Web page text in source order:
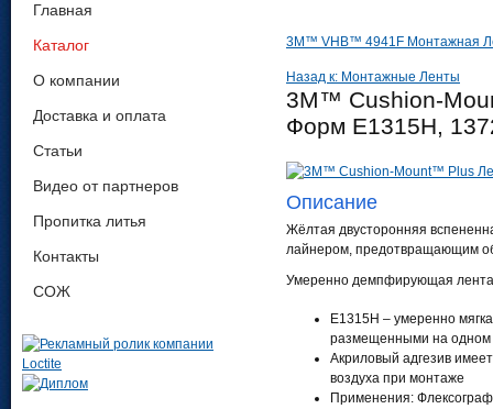
Главная
Каталог
О компании
Доставка и оплата
Статьи
Видео от партнеров
Пропитка литья
Контакты
СОЖ
3M™ VHB™ 4941F Монтажная
Назад к: Монтажные Ленты
3M™ Cushion-
Форм E1315H,
Описание
Жёлтая двусторонняя
лайнером, предотвращающим
Умеренно демпфирующая
Е1315H – умеренно
размещенными на одном
Акриловый адгезив
воздуха при монтаже
Применения: